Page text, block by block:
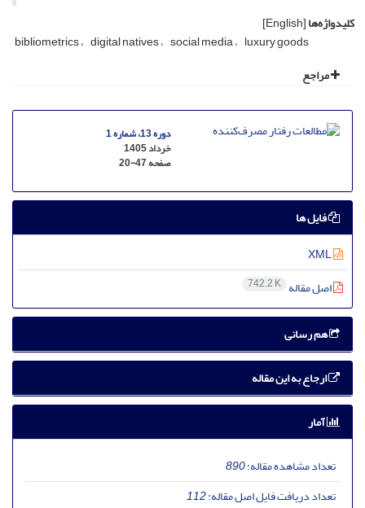
کلیدواژه‌ها[English]
bibliometrics digital natives social media luxury goods
مراجع
دوره 13، شماره 1
خرداد 1405
صفحه20-47
فایل ها
اصل مقاله 742.2 K
هم رسانی
ارجاع به این مقاله
آمار
تعداد مشاهده مقاله:890
تعداد دریافت فایل اصل مقاله:112